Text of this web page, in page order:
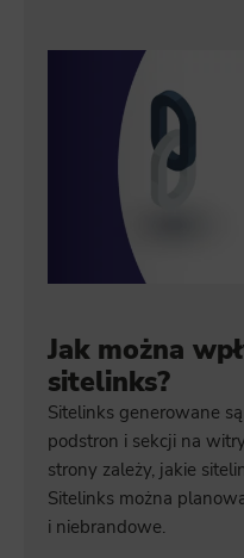
Jak można
sitelinks?
Sitelinks generowane
podstron i sekcji na
strony zależy, jakie
Sitelinks można
i niebrandowe.